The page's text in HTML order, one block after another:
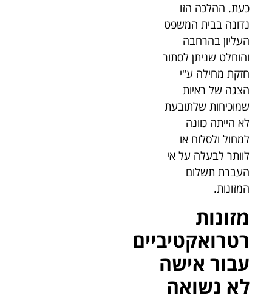
כעת. ההלכה הזו
נדונה בבית המשפט
העליון בהרחבה
והוחלט שניתן לסתור
חזקת מחילה ע"י
הצגה של ראיות
שמוכיחות שלתובעת
לא הייתה כוונה
למחול ולסלוח או
לוותר לבעלה על אי
העברת תשלום
המזונות.
מזונות
רטרואקטיביים
עבור אישה
לא נשואה